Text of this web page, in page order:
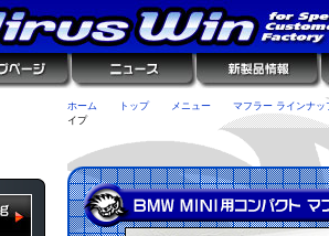
ホーム トップ メニュー
マフラー ラインナッ
イプ